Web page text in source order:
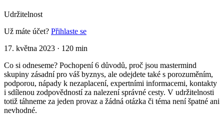
Udržitelnost
Už máte účet? Přihlaste se
17. května 2023 · 120 min
Co si odneseme? Pochopení 6 důvodů, proč jsou mastermind
skupiny zásadní pro váš byznys, ale odejdete také s porozuměním,
podporou, nápady k nezaplacení, expertními informacemi, kontakty
i sdílenou zodpovědností za nalezení správné cesty. V udržitelnosti
totiž táhneme za jeden provaz a žádná otázka či téma není špatné ani
nevhodné.